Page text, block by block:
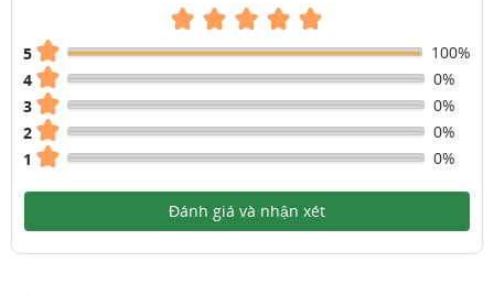
5
100%
4
0%
3
0%
2
0%
1
0%
Đánh giá và nhận xét